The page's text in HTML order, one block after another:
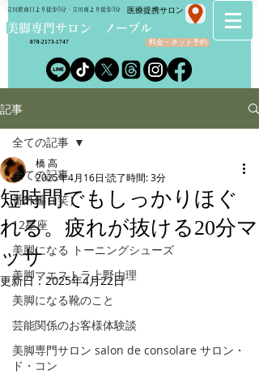
​美脚専門サロン ノーブル
立川駅南口より徒歩5分・立川南より徒歩3分
料金・ネット予約
070-2173-1747
​医療提携サロン
記事
全ての記事
番外編（笑）
12星座
美脚になる トーニングシューズ
美脚マエストラ上野由理
美脚になる靴のこと
芸能関係のお客様体験談
美脚専門サロン salon de consolare サロン・
ド・コン
全ての記事
短時間でもしっかりほぐ
れる。疲れが抜ける20分マ
ッサ
橋 高
2025年4月16日 読了時間: 3分
更新日：2025年4月22日